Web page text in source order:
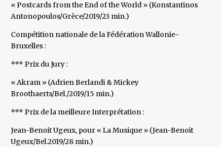
« Postcards from the End of the World » (Konstantinos
Antonopoulos/Grèce/2019/23 min.)
Compétition nationale de la Fédération Wallonie-
Bruxelles :
*** Prix du Jury :
« Akram » (Adrien Berlandi & Mickey
Broothaerts/Bel./2019/15 min.)
*** Prix de la meilleure Interprétation :
Jean-Benoit Ugeux, pour « La Musique » (Jean-Benoit
Ugeux/Bel.2019/28 min.)